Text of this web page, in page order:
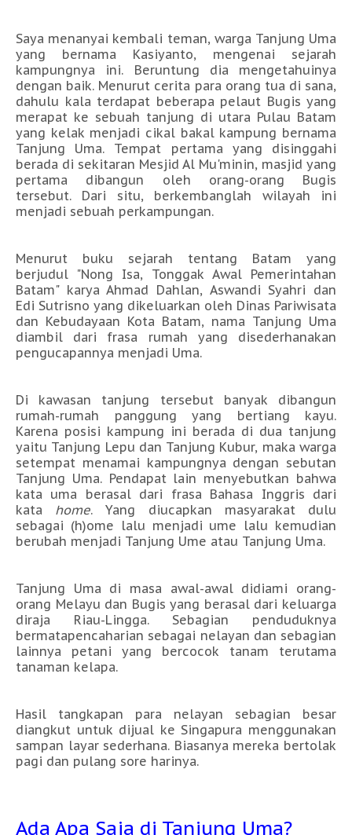
Saya menanyai kembali teman, warga Tanjung Uma
yang bernama Kasiyanto, mengenai sejarah
kampungnya ini. Beruntung dia mengetahuinya
dengan baik. Menurut cerita para orang tua di sana,
dahulu kala terdapat beberapa pelaut Bugis yang
merapat ke sebuah tanjung di utara Pulau Batam
yang kelak menjadi cikal bakal kampung bernama
Tanjung Uma. Tempat pertama yang disinggahi
berada di sekitaran Mesjid Al Mu'minin, masjid yang
pertama dibangun oleh orang-orang Bugis
tersebut. Dari situ, berkembanglah wilayah ini
menjadi sebuah perkampungan.
Menurut buku sejarah tentang Batam yang
berjudul "Nong Isa, Tonggak Awal Pemerintahan
Batam" karya Ahmad Dahlan, Aswandi Syahri dan
Edi Sutrisno yang dikeluarkan oleh Dinas Pariwisata
dan Kebudayaan Kota Batam, nama Tanjung Uma
diambil dari frasa rumah yang disederhanakan
pengucapannya menjadi Uma.
Di kawasan tanjung tersebut banyak dibangun
rumah-rumah panggung yang bertiang kayu.
Karena posisi kampung ini berada di dua tanjung
yaitu Tanjung Lepu dan Tanjung Kubur, maka warga
setempat menamai kampungnya dengan sebutan
Tanjung Uma. Pendapat lain menyebutkan bahwa
kata uma berasal dari frasa Bahasa Inggris dari
kata home. Yang diucapkan masyarakat dulu
sebagai (h)ome lalu menjadi ume lalu kemudian
berubah menjadi Tanjung Ume atau Tanjung Uma.
Tanjung Uma di masa awal-awal didiami orang-
orang Melayu dan Bugis yang berasal dari keluarga
diraja Riau-Lingga. Sebagian penduduknya
bermatapencaharian sebagai nelayan dan sebagian
lainnya petani yang bercocok tanam terutama
tanaman kelapa.
Hasil tangkapan para nelayan sebagian besar
diangkut untuk dijual ke Singapura menggunakan
sampan layar sederhana. Biasanya mereka bertolak
pagi dan pulang sore harinya.
Ada Apa Saja di Tanjung Uma?